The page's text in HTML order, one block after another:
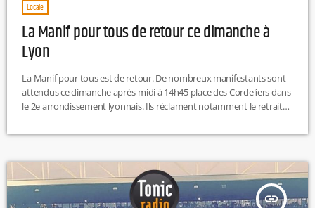
Locale
La Manif pour tous de retour ce dimanche à
Lyon
La Manif pour tous est de retour. De nombreux manifestants sont
attendus ce dimanche après-midi à 14h45 place des Cordeliers dans
le 2e arrondissement lyonnais. Ils réclament notamment le retrait
manifestation datait du 10 octobre dernier à Lyon. Environ 800
https://twitter.com/lmpt69/status/1354689276634685440
insert_link